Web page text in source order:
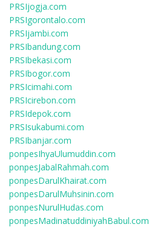
PRSIjogja.com
PRSIgorontalo.com
PRSIjambi.com
PRSIbandung.com
PRSIbekasi.com
PRSIbogor.com
PRSIcimahi.com
PRSIcirebon.com
PRSIdepok.com
PRSIsukabumi.com
PRSIbanjar.com
ponpesIhyaUlumuddin.com
ponpesJabalRahmah.com
ponpesDarulKhairat.com
ponpesDarulMuhsinin.com
ponpesNurulHudas.com
ponpesMadinatuddiniyahBabul.com